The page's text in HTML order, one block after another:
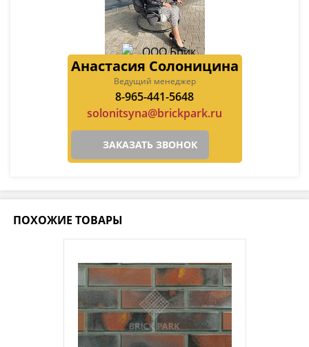
Анастасия Солоницина
Ведущий менеджер
8-965-441-5648
solonitsyna@brickpark.ru
ЗАКАЗАТЬ ЗВОНОК
ПОХОЖИЕ ТОВАРЫ